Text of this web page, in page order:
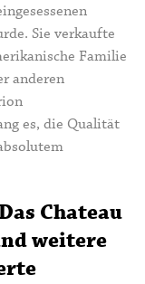
Sie verkaufte
Familie
anderen
es, die Qualität
Chateau
weitere